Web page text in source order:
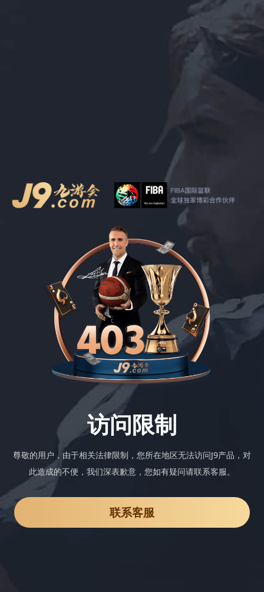
访问限制
尊敬的用户，由于相关法律限制，您所在地区无法访问J9产品，对
此造成的不便，我们深表歉意，您如有疑问请联系客服。
联系客服